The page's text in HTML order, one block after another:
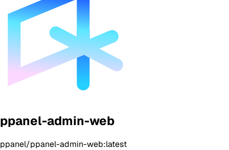
ppanel-admin-web
ppanel/ppanel-admin-web:latest